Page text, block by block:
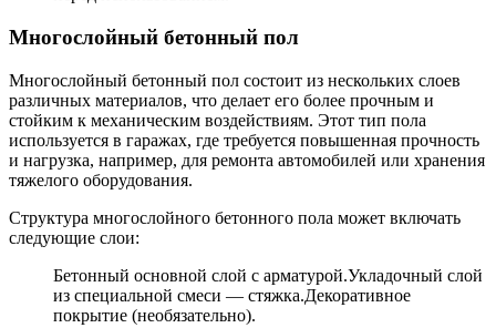
Многослойный бетонный пол
Многослойный бетонный пол состоит из нескольких слоев
различных материалов, что делает его более прочным и
стойким к механическим воздействиям. Этот тип пола
используется в гаражах, где требуется повышенная прочность
и нагрузка, например, для ремонта автомобилей или хранения
тяжелого оборудования.
Структура многослойного бетонного пола может включать
следующие слои:
Бетонный основной слой с арматурой.Укладочный слой
из специальной смеси — стяжка.Декоративное
покрытие (необязательно).